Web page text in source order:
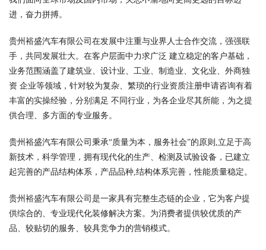
进，奋力拼搏。
贵州裕盛汽车有限公司在发展中注重与业界人士合作交流，强强联
手，共同发展壮大。在客户层面中力求广泛 建立稳定的客户基础，
业务范围涵盖了建筑业、设计业、工业、制造业、文化业、外商独
资 企业等领域，针对较为复杂、繁琐的行业资质注册申请咨询有着
丰富的实操经验，分别满足 不同行业，为各企业尽其所能，为之提
供合理、多方面的专业服务。
贵州裕盛汽车有限公司秉承“质量为本，服务社会”的原则,立足于高
新技术，科学管理，拥有现代化的生产、检测及试验设备，已建立
起完善的产品结构体系，产品品种,结构体系完善，性能质量稳定。
贵州裕盛汽车有限公司是一家具有完整生态链的企业，它为客户提
供综合的、专业现代化装修解决方案。为消费者提供较优质的产
品、较贴切的服务、较具竞争力的营销模式。